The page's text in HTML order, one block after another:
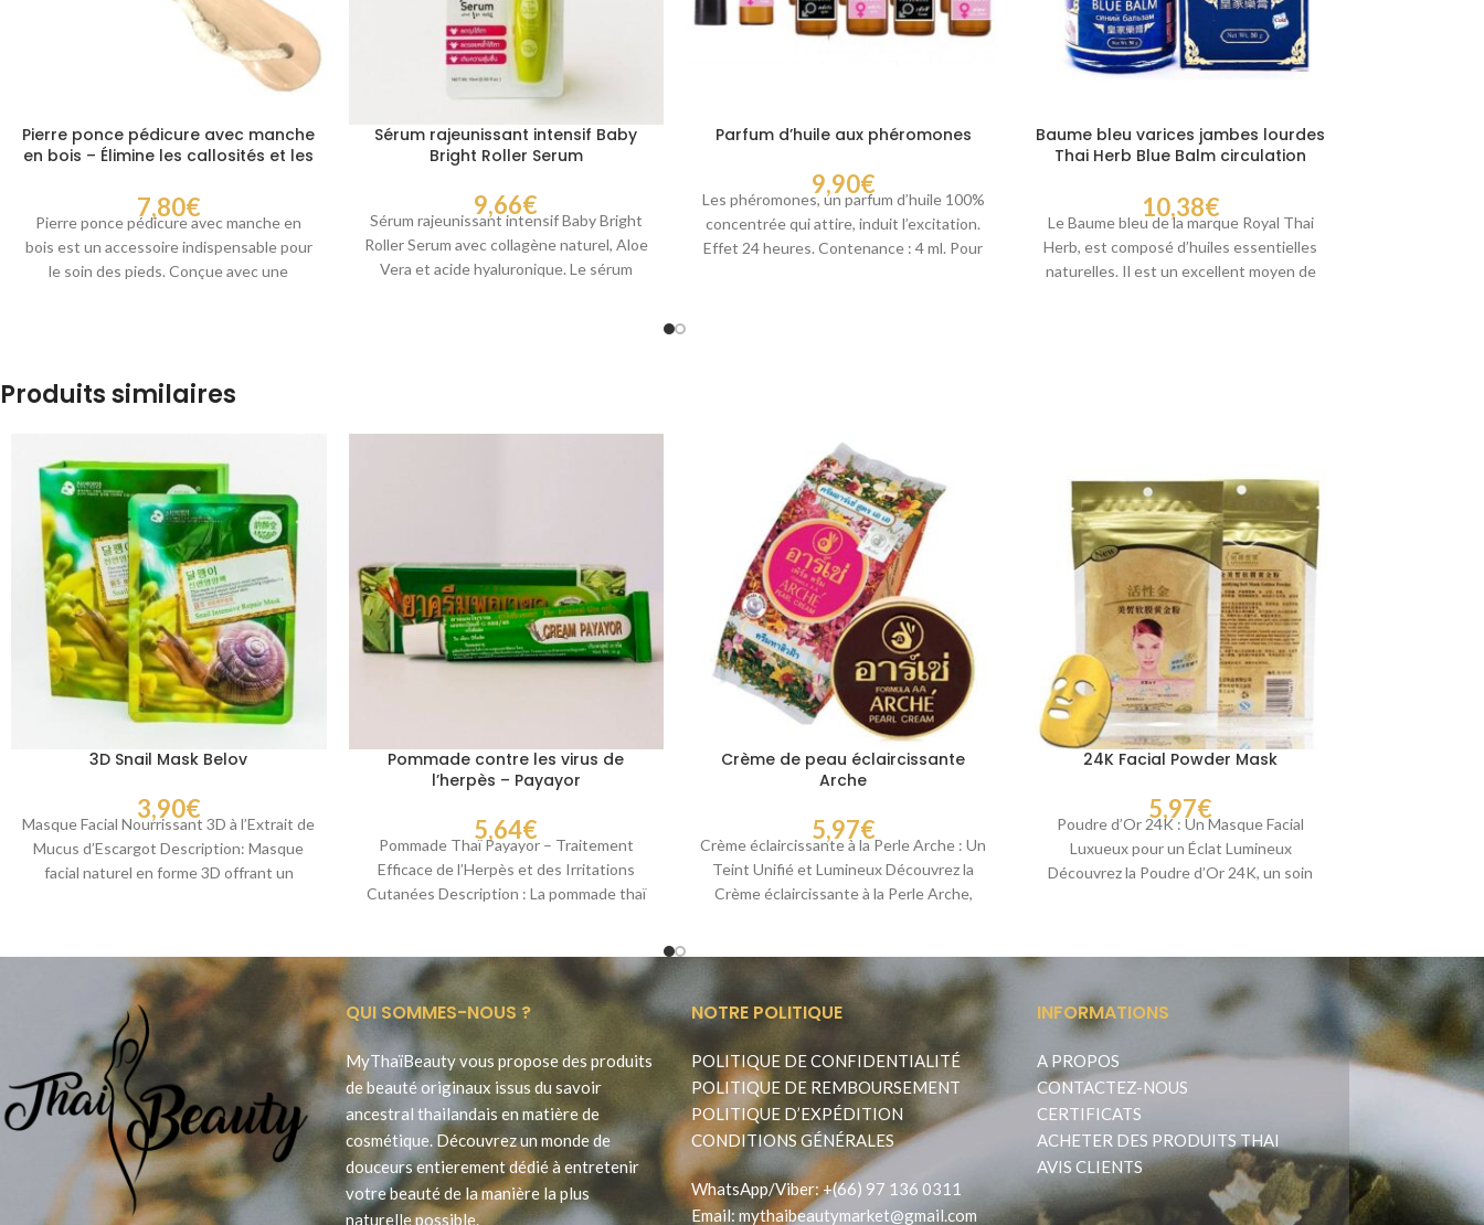
Pierre ponce pédicure avec manche
en bois – Élimine les callosités et les
7,80€
Pierre ponce pédicure avec manche en
bois est un accessoire indispensable pour
le soin des pieds. Conçue avec une
Sérum rajeunissant intensif Baby
Bright Roller Serum
9,66€
Sérum rajeunissant intensif Baby Bright
Roller Serum avec collagène naturel, Aloe
Vera et acide hyaluronique. Le sérum
Parfum d’huile aux phéromones
9,90€
Les phéromones, un parfum d’huile 100%
concentrée qui attire, induit l’excitation.
Effet 24 heures. Contenance : 4 ml. Pour
Baume bleu varices jambes lourdes
Thai Herb Blue Balm circulation
10,38€
Le Baume bleu de la marque Royal Thai
Herb, est composé d’huiles essentielles
naturelles. Il est un excellent moyen de
Produits similaires
3D Snail Mask Belov
3,90€
Masque Facial Nourrissant 3D à l’Extrait de
Mucus d’Escargot Description: Masque
facial naturel en forme 3D offrant un
Pommade contre les virus de
l’herpès – Payayor
5,64€
Pommade Thaï Payayor – Traitement
Efficace de l’Herpès et des Irritations
Cutanées Description : La pommade thaï
Crème de peau éclaircissante
Arche
5,97€
Crème éclaircissante à la Perle Arche : Un
Teint Unifié et Lumineux Découvrez la
Crème éclaircissante à la Perle Arche,
24K Facial Powder Mask
5,97€
Poudre d’Or 24K : Un Masque Facial
Luxueux pour un Éclat Lumineux
Découvrez la Poudre d’Or 24K, un soin
QUI SOMMES-NOUS ?
MyThaïBeauty vous propose des produits
de beauté originaux issus du savoir
ancestral thailandais en matière de
cosmétique. Découvrez un monde de
douceurs entierement dédié à entretenir
votre beauté de la manière la plus
naturelle possible.
NOTRE POLITIQUE
POLITIQUE DE CONFIDENTIALITÉ
POLITIQUE DE REMBOURSEMENT
POLITIQUE D’EXPÉDITION
CONDITIONS GÉNÉRALES
WhatsApp/Viber: +(66) 97 136 0311
Email: mythaibeautymarket@gmail.com
INFORMATIONS
A PROPOS
CONTACTEZ-NOUS
CERTIFICATS
ACHETER DES PRODUITS THAI
AVIS CLIENTS